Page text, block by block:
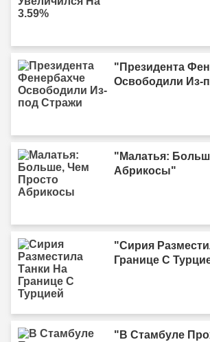
"Президента
Освободили Из-
"Малатья:
Абрикосы"
"Сирия
Границе С
"В Стамбуле